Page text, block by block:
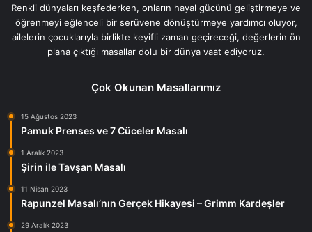
Renkli dünyaları keşfederken, onların hayal gücünü geliştirmeye ve
öğrenmeyi eğlenceli bir serüvene dönüştürmeye yardımcı oluyor,
ailelerin çocuklarıyla birlikte keyifli zaman geçireceği, değerlerin ön
plana çıktığı masallar dolu bir dünya vaat ediyoruz.
Çok Okunan Masallarımız
15 Ağustos 2023
Pamuk Prenses ve 7 Cüceler Masalı
1 Aralık 2023
Şirin ile Tavşan Masalı
11 Nisan 2023
Rapunzel Masalı’nın Gerçek Hikayesi – Grimm Kardeşler
29 Aralık 2023